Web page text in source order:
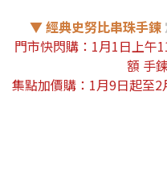
▼ 經典史努比串珠手鍊
門市快閃購： 1月1日上午
額 手
集點加價購：1月9日起至